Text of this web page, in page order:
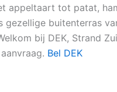
appeltaart tot patat,
gezellige buitenterras
bij DEK, Strand
Bel DEK